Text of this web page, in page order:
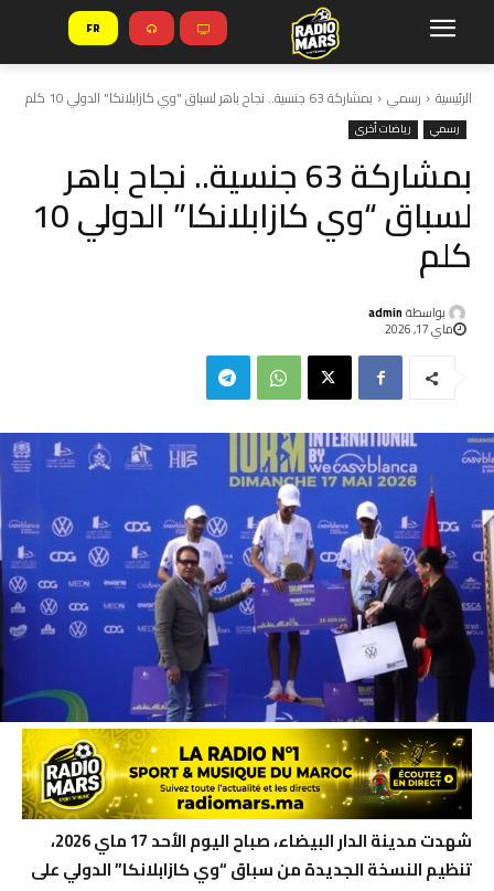
FR
الرئيسية رسمي بمشاركة 63 جنسية.. نجاح باهر لسباق "وي كازابلانكا" الدولي 10 كلم
رسمي رياضات أخرى
بمشاركة 63 جنسية.. نجاح باهر
لسباق “وي كازابلانكا” الدولي 10
كلم
بواسطةadmin
ماي 17, 2026
شهدت مدينة الدار البيضاء، صباح اليوم الأحد 17 ماي 2026،
تنظيم النسخة الجديدة من سباق “وي كازابلانكا” الدولي على